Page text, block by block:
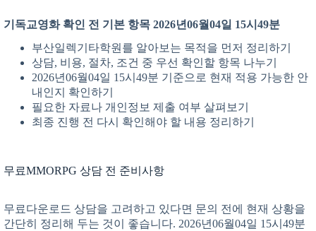
기독교영화 확인 전 기본 항목 2026년06월04일 15시49분
부산일렉기타학원를 알아보는 목적을 먼저 정리하기
상담, 비용, 절차, 조건 중 우선 확인할 항목 나누기
2026년06월04일 15시49분 기준으로 현재 적용 가능한 안
내인지 확인하기
필요한 자료나 개인정보 제출 여부 살펴보기
최종 진행 전 다시 확인해야 할 내용 정리하기
무료MMORPG 상담 전 준비사항
무료다운로드 상담을 고려하고 있다면 문의 전에 현재 상황을
간단히 정리해 두는 것이 좋습니다. 2026년06월04일 15시49분